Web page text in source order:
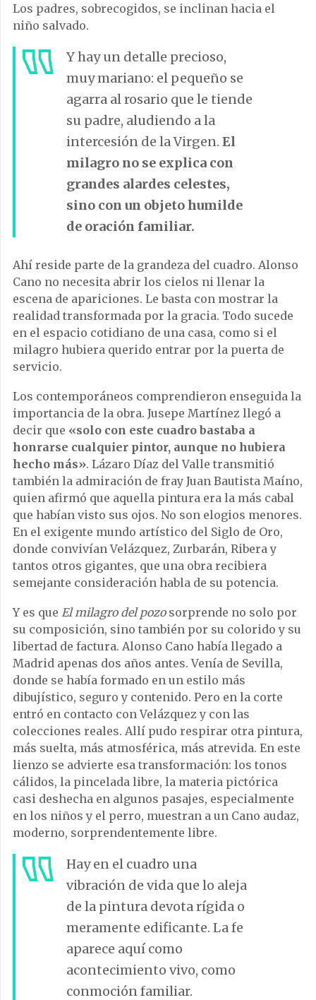
Los padres, sobrecogidos, se inclinan hacia el
niño salvado.
Y hay un detalle precioso,
muy mariano: el pequeño se
agarra al rosario que le tiende
su padre, aludiendo a la
intercesión de la Virgen. El
milagro no se explica con
grandes alardes celestes,
sino con un objeto humilde
de oración familiar.
Ahí reside parte de la grandeza del cuadro. Alonso
Cano no necesita abrir los cielos ni llenar la
escena de apariciones. Le basta con mostrar la
realidad transformada por la gracia. Todo sucede
en el espacio cotidiano de una casa, como si el
milagro hubiera querido entrar por la puerta de
servicio.
Los contemporáneos comprendieron enseguida la
importancia de la obra. Jusepe Martínez llegó a
decir que «solo con este cuadro bastaba a
honrarse cualquier pintor, aunque no hubiera
hecho más». Lázaro Díaz del Valle transmitió
también la admiración de fray Juan Bautista Maíno,
quien afirmó que aquella pintura era la más cabal
que habían visto sus ojos. No son elogios menores.
En el exigente mundo artístico del Siglo de Oro,
donde convivían Velázquez, Zurbarán, Ribera y
tantos otros gigantes, que una obra recibiera
semejante consideración habla de su potencia.
Y es que El milagro del pozosorprende no solo por
su composición, sino también por su colorido y su
libertad de factura. Alonso Cano había llegado a
Madrid apenas dos años antes. Venía de Sevilla,
donde se había formado en un estilo más
dibujístico, seguro y contenido. Pero en la corte
entró en contacto con Velázquez y con las
colecciones reales. Allí pudo respirar otra pintura,
más suelta, más atmosférica, más atrevida. En este
lienzo se advierte esa transformación: los tonos
cálidos, la pincelada libre, la materia pictórica
casi deshecha en algunos pasajes, especialmente
en los niños y el perro, muestran a un Cano audaz,
moderno, sorprendentemente libre.
Hay en el cuadro una
vibración de vida que lo aleja
de la pintura devota rígida o
meramente edificante. La fe
aparece aquí como
acontecimiento vivo, como
conmoción familiar.